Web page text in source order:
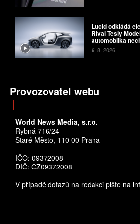
Lucid odkládá
Rival Tesly
automobilka
chyby
6. 8. 2026
Provozovatel webu
World News Media, s.r.o.
Rybná 716/24
Staré Město, 110 00 Praha
IČO: 09372008
DIČ: CZ09372008
V případě dotazů na redakci pište na